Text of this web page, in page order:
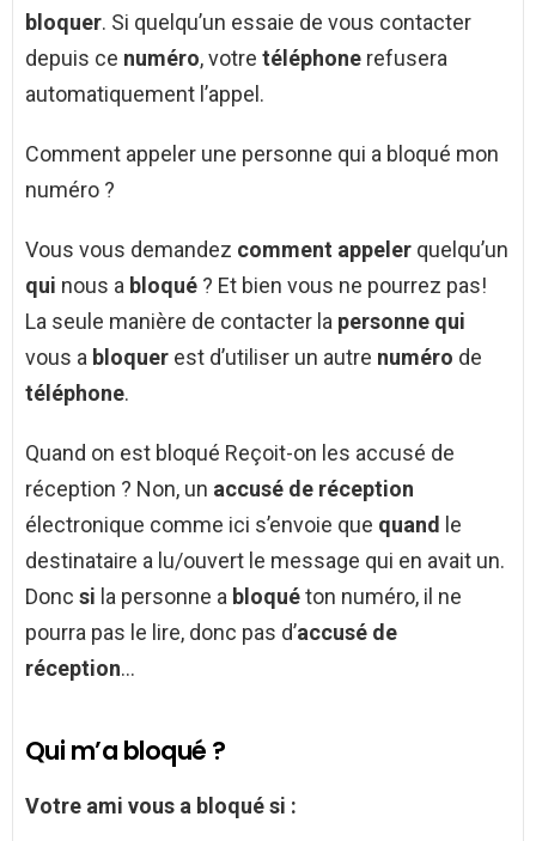
bloquer. Si quelqu’un essaie de vous contacter
depuis ce numéro, votre téléphone refusera
automatiquement l’appel.
Comment appeler une personne qui a bloqué mon
numéro ?
Vous vous demandez comment appeler quelqu’un
qui nous a bloqué ? Et bien vous ne pourrez pas!
La seule manière de contacter la personne qui
vous a bloquer est d’utiliser un autre numéro de
téléphone.
Quand on est bloqué Reçoit-on les accusé de
réception ? Non, un accusé de réception
électronique comme ici s’envoie que quand le
destinataire a lu/ouvert le message qui en avait un.
Donc si la personne a bloquéton numéro, il ne
pourra pas le lire, donc pas d’accusé de
réception…
Qui m’a bloqué ?
Votre ami vous a bloquési :